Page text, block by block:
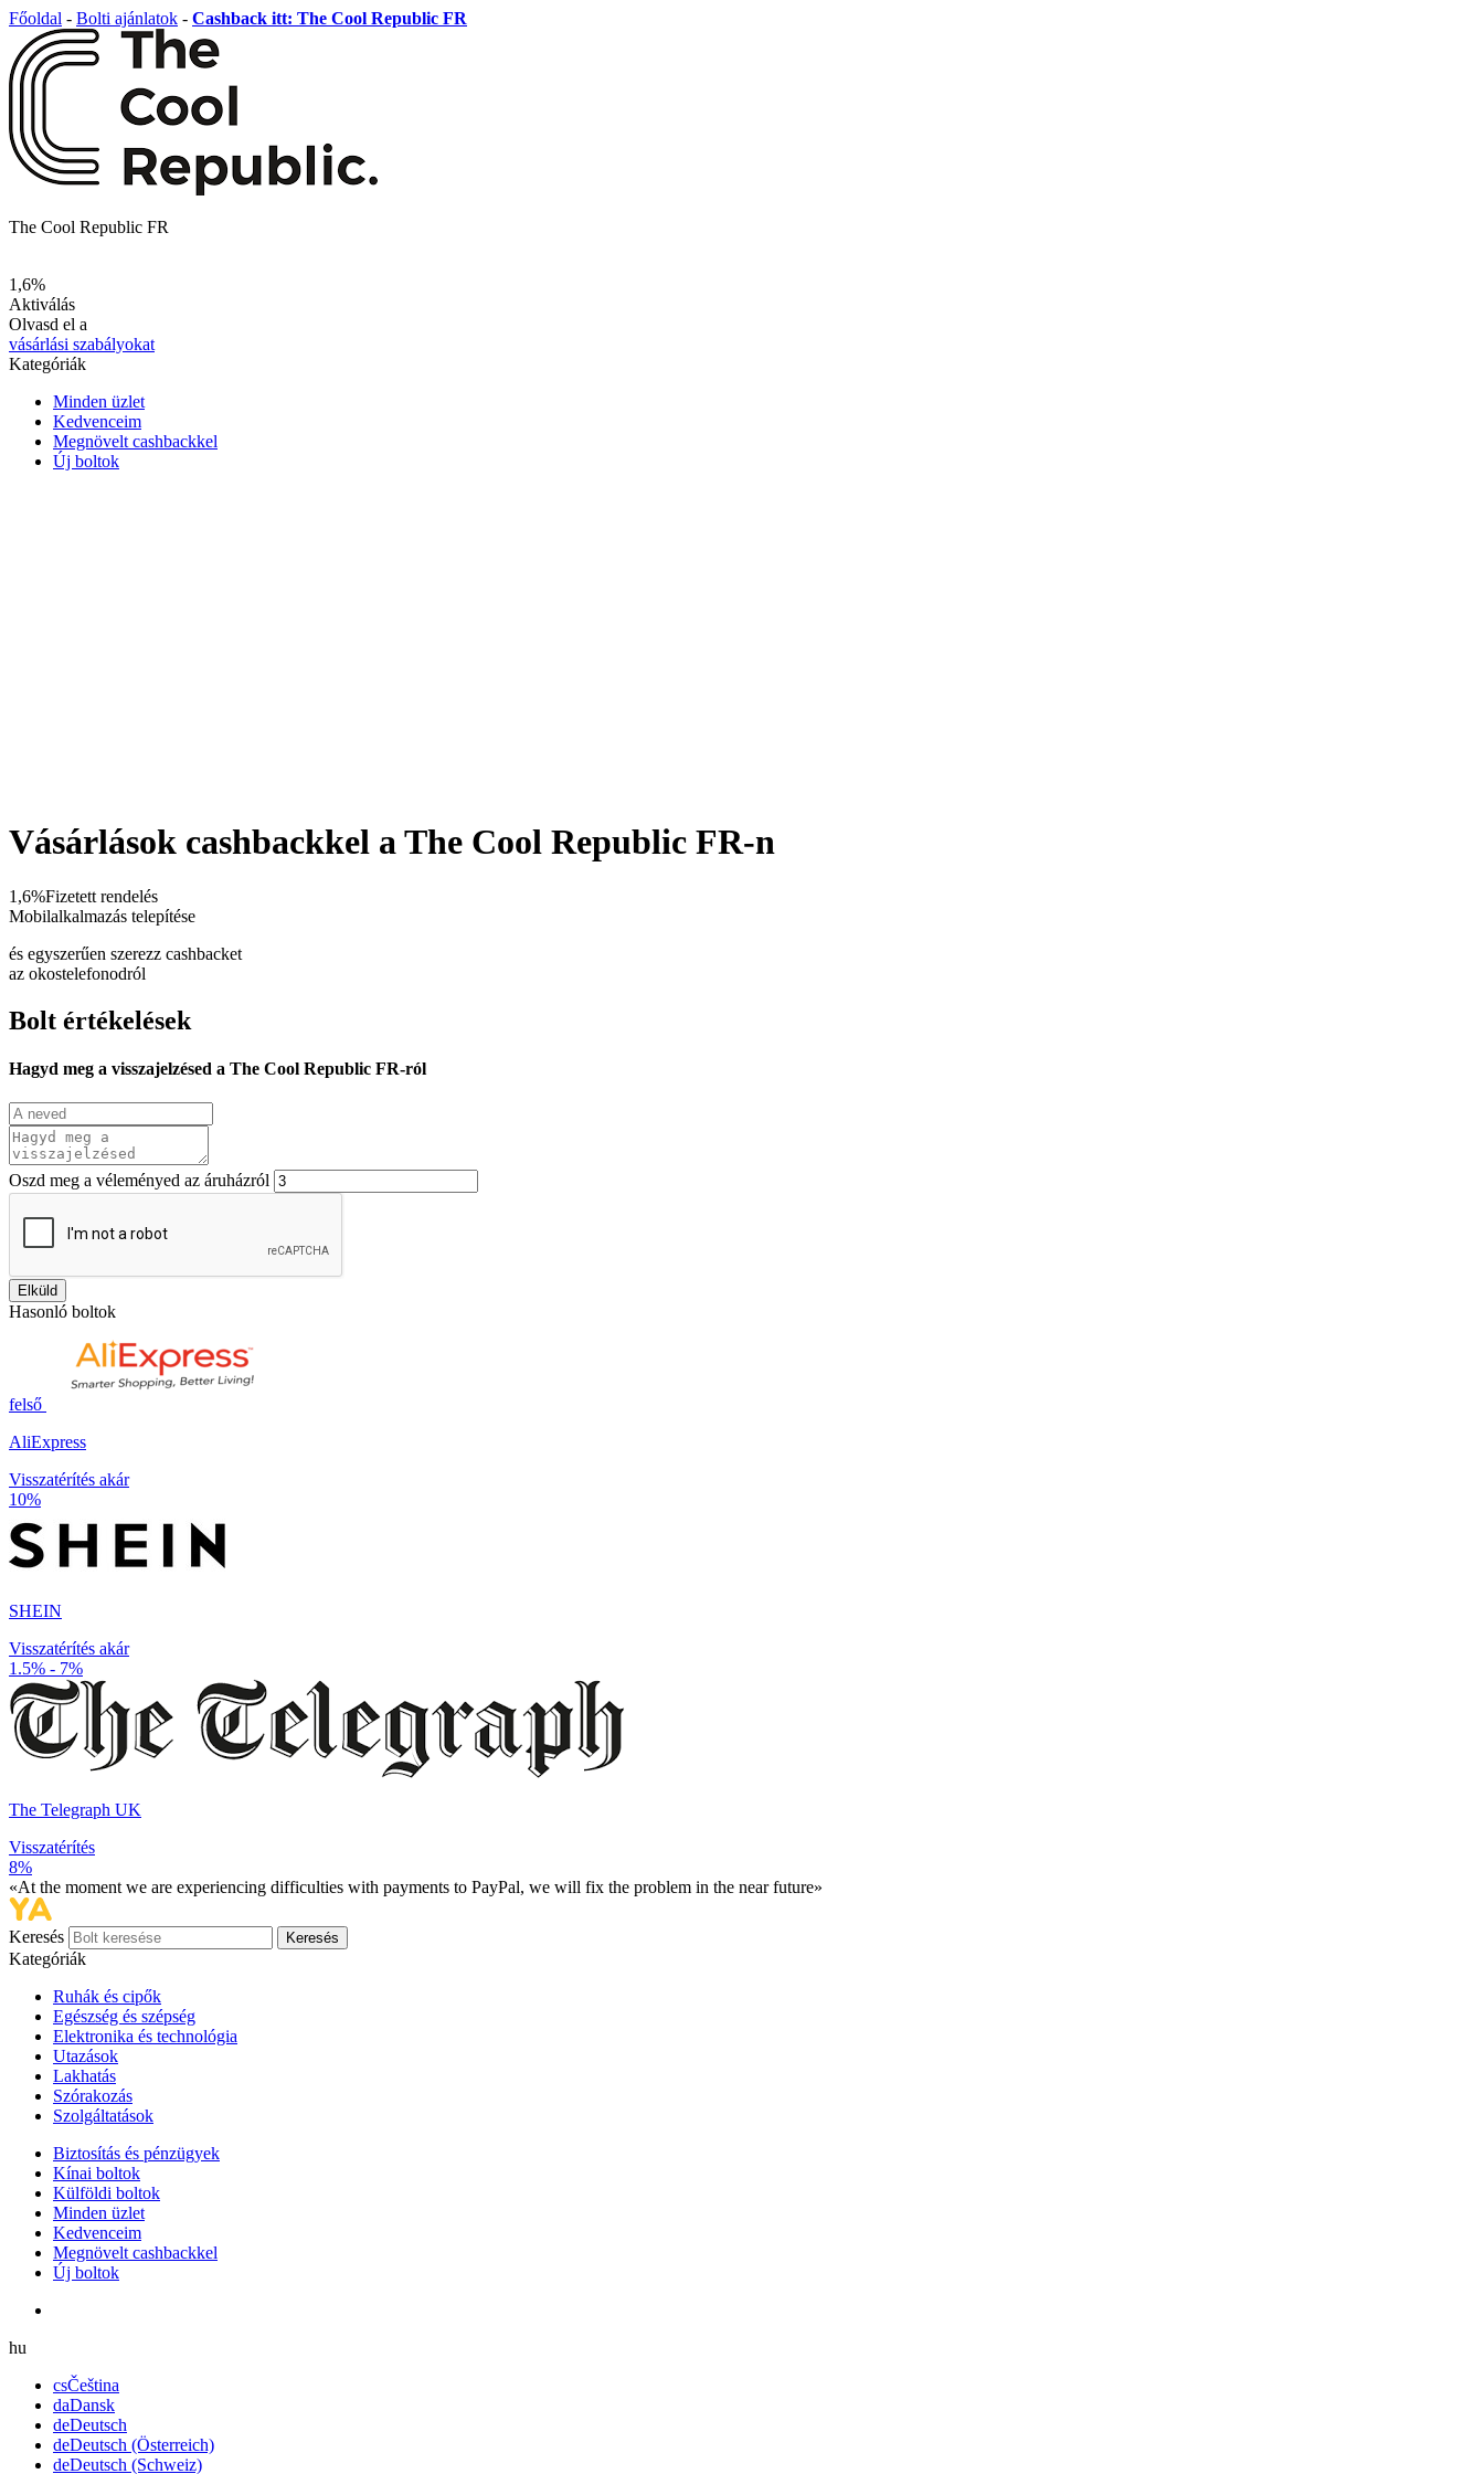
Főoldal - Bolti ajánlatok - Cashback itt: The Cool Republic FR
The Cool Republic FR
1,6%
Aktiválás
Olvasd el a
vásárlási szabályokat
Kategóriák
Minden üzlet
Kedvenceim
Megnövelt cashbackkel
Új boltok
Vásárlások cashbackkel a The Cool Republic FR-n
1,6%Fizetett rendelés
Mobilalkalmazás telepítése
és egyszerűen szerezz cashbacket
az okostelefonodról
Bolt értékelések
Hagyd meg a visszajelzésed a The Cool Republic FR-ról
Oszd meg a véleményed az áruházról
Elküld
Hasonló boltok
felső
AliExpress
Visszatérítés akár
10%
SHEIN
Visszatérítés akár
1.5% - 7%
The Telegraph UK
Visszatérítés
8%
«At the moment we are experiencing difficulties with payments to PayPal, we will fix the problem in the near future»
Keresés Keresés
Kategóriák
Ruhák és cipők
Egészség és szépség
Elektronika és technológia
Utazások
Lakhatás
Szórakozás
Szolgáltatások
Biztosítás és pénzügyek
Kínai boltok
Külföldi boltok
Minden üzlet
Kedvenceim
Megnövelt cashbackkel
Új boltok
hu
csČeština
daDansk
deDeutsch
deDeutsch (Österreich)
deDeutsch (Schweiz)